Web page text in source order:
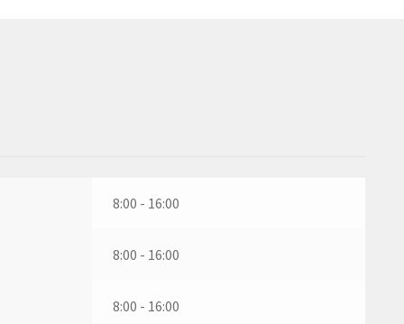
8:00 - 16:00
8:00 - 16:00
8:00 - 16:00